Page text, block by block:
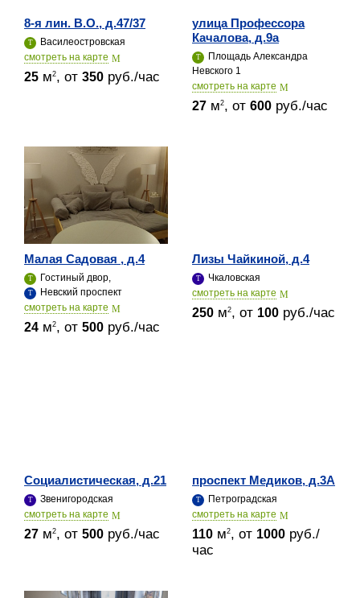
8-я лин. В.О., д.47/37
Василеостровская
cмотреть на карте
25 м2, от 350 руб./час
улица Профессора
Качалова, д.9a
Площадь Александра
Невского 1
cмотреть на карте
27 м2, от 600 руб./час
Малая Садовая , д.4
Гостиный двор,
Невский проспект
cмотреть на карте
24 м2, от 500 руб./час
Лизы Чайкиной, д.4
Чкаловская
cмотреть на карте
250 м2, от 100 руб./час
Социалистическая, д.21
Звенигородская
cмотреть на карте
27 м2, от 500 руб./час
проспект Медиков, д.3А
Петроградская
cмотреть на карте
110 м2, от 1000 руб./
час